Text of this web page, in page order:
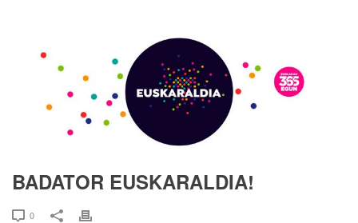
BADATOR EUSKARALDIA!
0